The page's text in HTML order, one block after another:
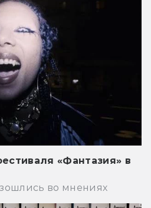
«Фантазия» в
во мнениях